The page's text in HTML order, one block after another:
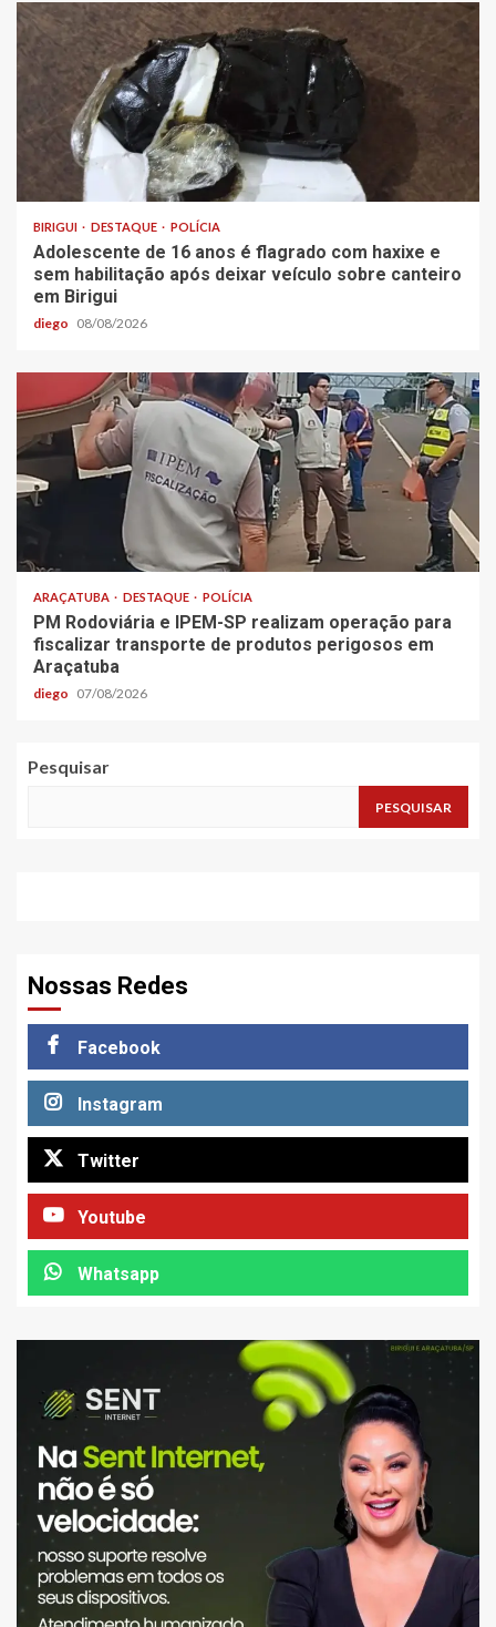
BIRIGUI DESTAQUE POLÍCIA
Adolescente de 16 anos é flagrado com haxixe e
sem habilitação após deixar veículo sobre canteiro
em Birigui
diego 08/08/2026
ARAÇATUBA DESTAQUE POLÍCIA
PM Rodoviária e IPEM-SP realizam operação para
fiscalizar transporte de produtos perigosos em
Araçatuba
diego 07/08/2026
Pesquisar
PESQUISAR
Nossas Redes
Facebook
Instagram
Twitter
Youtube
Whatsapp